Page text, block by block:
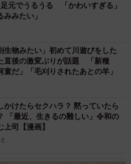
元でうるうる 「かわいすぎる」
みみたい」
生物みたい」初めて川遊びをした
直後の激変ぶりが話題 「新種
童だ」「毛刈りされたあとの羊」
かけたらセクハラ？ 黙っていたら
「最近、生きるの難しい」令和の
司【漫画】